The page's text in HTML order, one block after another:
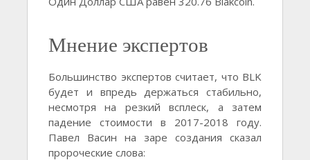
Мнение экспертов
Большинство экспертов считает, что BLK
будет и впредь держаться стабильно,
несмотря на резкий всплеск, а затем
падение стоимости в 2017-2018 году.
Павел Васин на заре создания сказал
пророческие слова: